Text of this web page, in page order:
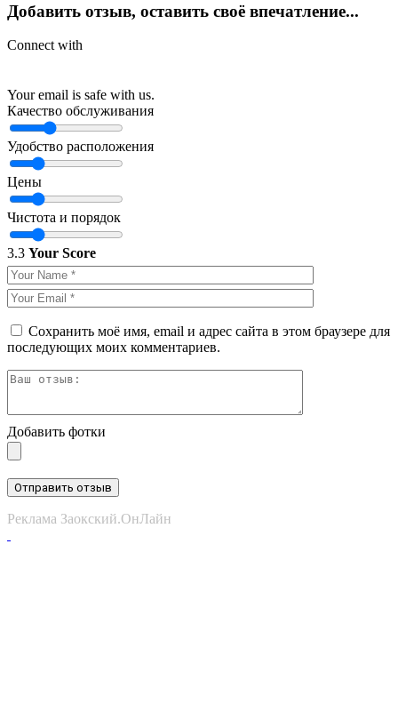
Добавить отзыв, оставить своё впечатление...
Connect with
Your email is safe with us.
Качество обслуживания
Удобство расположения
Цены
Чистота и порядок
3.3 Your Score
Сохранить моё имя, email и адрес сайта в этом браузере для
последующих моих комментариев.
Добавить фотки
Отправить отзыв
Реклама Заокский.ОнЛайн